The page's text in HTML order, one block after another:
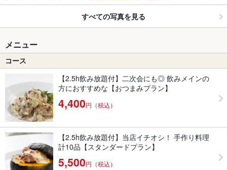
すべての写真を見る
メニュー
コース
【2.5h飲み放題付】二次会にも◎ 飲みメインの
方におすすめな【おつまみプラン】
4,400円（税込）
【2.5h飲み放題付】当店イチオシ！ 手作り料理
計10品【スタンダードプラン】
5,500円（税込）